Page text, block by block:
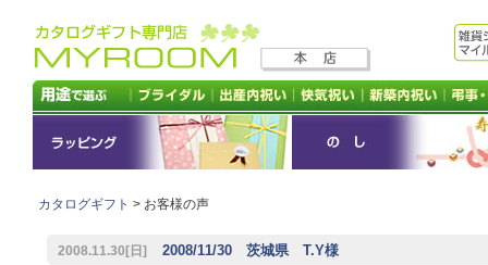
カタログギフト > お客様の声
2008.11.30[日] 2008/11/30 茨城県 T.Y様